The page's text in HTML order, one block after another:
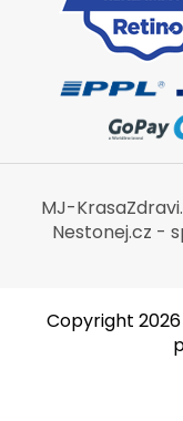
MJ-
Nestonej.cz -
Copyright 2026